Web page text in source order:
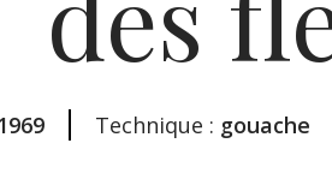
Technique : gouache